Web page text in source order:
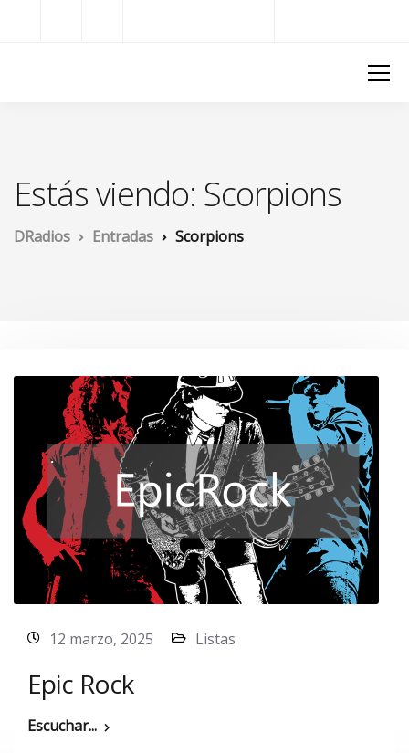
Estás viendo: Scorpions
DRadios Entradas Scorpions
12 marzo, 2025 Listas
Epic Rock
Escuchar...